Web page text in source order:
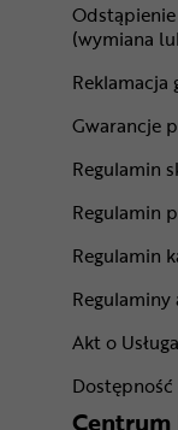
(wymiana
Reklamacja
Gwarancje
Regulamin
Regulamin
Regulamin
Akt o
Centrum